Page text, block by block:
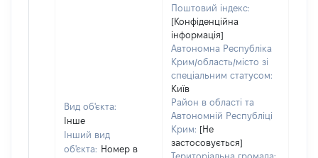
Вид об'єкта:
Інше
Інший вид
об'єкта: Номер в
Поштовий індекс:
[Конфіденційна
інформація]
Автономна Республіка
Крим/область/місто зі
спеціальним статусом:
Київ
Район в області та
Автономній Республіці
Крим: [Не
застосовується]
Територіальна громада: